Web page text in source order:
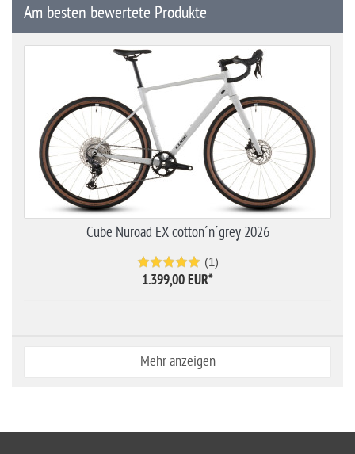
Am besten bewertete Produkte
Cube Nuroad EX cotton´n´grey 2026
(1)
1.399,00 EUR*
Mehr anzeigen